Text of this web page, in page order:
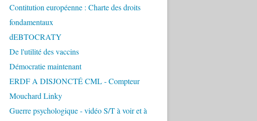
Contitution européenne : Charte des droits
fondamentaux
dEBTOCRATY
De l'utilité des vaccins
Démocratie maintenant
ERDF A DISJONCTÉ CML - Compteur
Mouchard Linky
Guerre psychologique - vidéo S/T à voir et à